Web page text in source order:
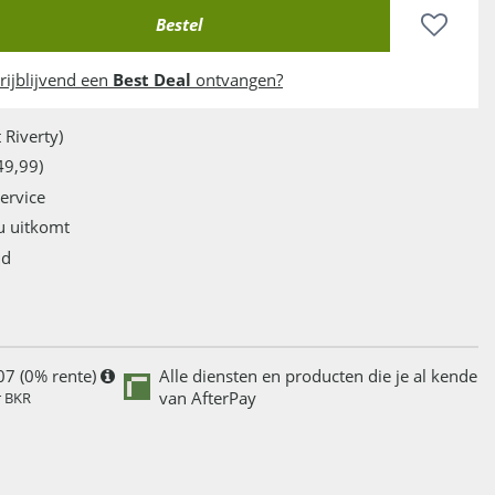
een Best Deal ontvangen?
Riverty)
uitkomt
(0% rente)
Alle diensten en producten die je al kende
van AfterPay